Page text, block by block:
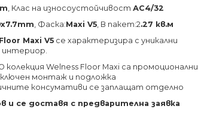
, Клас на износоустойчивостАС4/32
mm, Фаска:Maxi V5, В пакет:2.27 кв.м
Maxi V5 се характеризира с уникални
интериор.
колекция Welness Floor Maxi са промоционални
монтаж и подложка
консумативи се заплащат отделно
и се доставя с предварителна заявка